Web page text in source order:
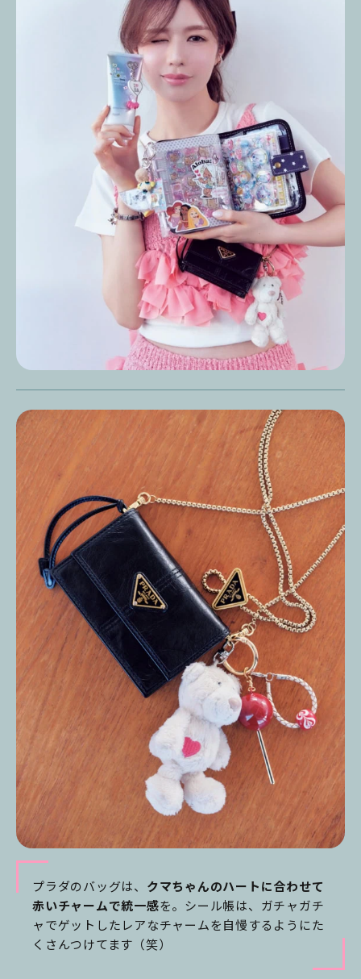
プラダのバッグは、 クマちゃんのハートに合わせて
赤いチャームで統一感を。シール帳は、ガチャガチ
ャでゲットしたレアなチャームを自慢するようにた
くさんつけてます（笑）